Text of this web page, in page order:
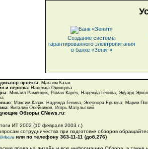
Создание системы
гарантированного электропитания
в банке «Зенит»
проекта: Максим Казак
и верстка: Надежда Одинцова
: Михаил Рамендик, Роман Карев, Надежда Генина, Эдуард
: Максим Казак, Надежда Генина, Элеонора Ершова, Мария
: Виталий Олейников, Игорь Матульский.
Обзоры CNews.ru:
ИТ 2002 (10 февраля 2003 г.)
сотрудничества при подготовке обзоров
или по телефону 363-11-11 (доб.276)